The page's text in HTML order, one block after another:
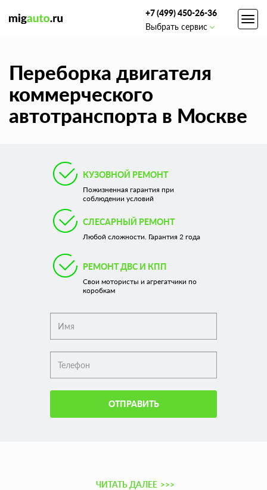
+7 (499) 450-26-36
Выбрать сервис
Переборка двигателя
коммерческого
автотранспорта в Москве
КУЗОВНОЙ РЕМОНТ
Пожизненная гарантия при
соблюдении условий
СЛЕСАРНЫЙ РЕМОНТ
Любой сложности. Гарантия 2 года
РЕМОНТ ДВС И КПП
Свои мотористы и агрегатчики по
коробкам
ОТПРАВИТЬ
ЧИТАТЬ ДАЛЕЕ >>>